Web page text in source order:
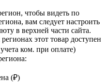
чтобы видеть по
вам следует настроить
в верхней части сайта.
этот товар доступен
ком. при оплате)
(₽)